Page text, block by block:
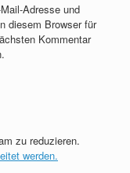
Adresse und
diesem Browser für
Kommentar
zu reduzieren.
werden.